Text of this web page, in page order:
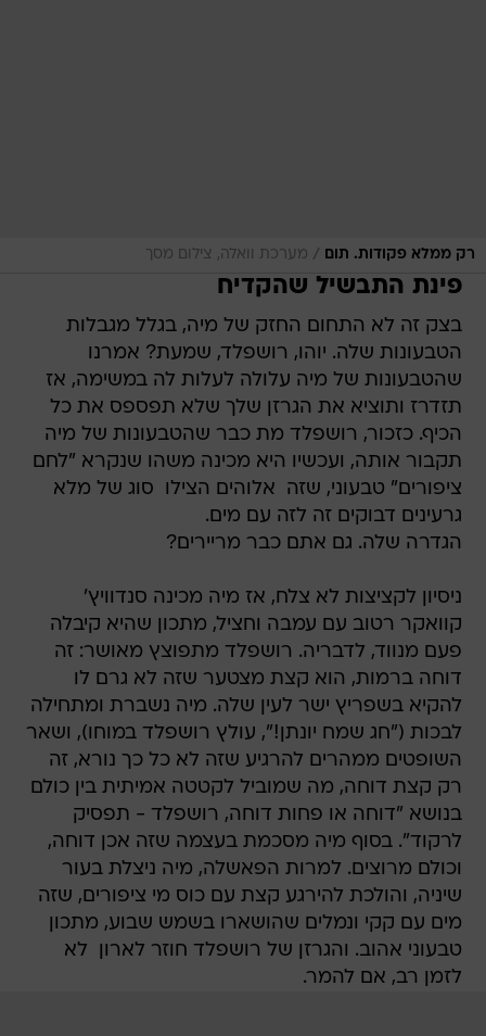
רק ממלא פקודות. תום / מערכת וואלה, צילום מסך
פינת התבשיל שהקדיח
בצק זה לא התחום החזק של מיה, בגלל מגבלות
הטבעונות שלה. יוהו, רושפלד, שמעת? אמרנו
שהטבעונות של מיה עלולה לעלות לה במשימה, אז
תזדרז ותוציא את הגרזן שלך שלא תפספס את כל
הכיף. כזכור, רושפלד מת כבר שהטבעונות של מיה
תקבור אותה, ועכשיו היא מכינה משהו שנקרא "לחם
ציפורים" טבעוני, שזה  אלוהים הצילו  סוג של מלא
גרעינים דבוקים זה לזה עם מים.
הגדרה שלה. גם אתם כבר מריירים?
ניסיון לקציצות לא צלח, אז מיה מכינה סנדוויץ'
קוואקר רטוב עם עמבה וחציל, מתכון שהיא קיבלה
פעם מנווד, לדבריה. רושפלד מתפוצץ מאושר: זה
דוחה ברמות, הוא קצת מצטער שזה לא גרם לו
להקיא בשפריץ ישר לעין שלה. מיה נשברת ומתחילה
לבכות ("חג שמח יונתן!", עולץ רושפלד במוחו), ושאר
השופטים ממהרים להרגיע שזה לא כל כך נורא, זה
רק קצת דוחה, מה שמוביל לקטטה אמיתית בין כולם
בנושא "דוחה או פחות דוחה, רושפלד - תפסיק
לרקוד". בסוף מיה מסכמת בעצמה שזה אכן דוחה,
וכולם מרוצים. למרות הפאשלה, מיה ניצלת בעור
שיניה, והולכת להירגע קצת עם כוס מי ציפורים, שזה
מים עם קקי ונמלים שהושארו בשמש שבוע, מתכון
טבעוני אהוב. והגרזן של רושפלד חוזר לארון  לא
לזמן רב, אם להמר.